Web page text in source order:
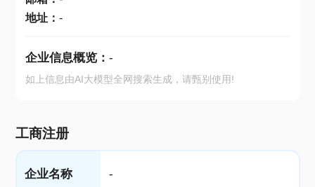
地址： -
企业信息概览： -
如上信息由AI大模型全网搜索生成，请甄别使用!
工商注册
企业名称 -